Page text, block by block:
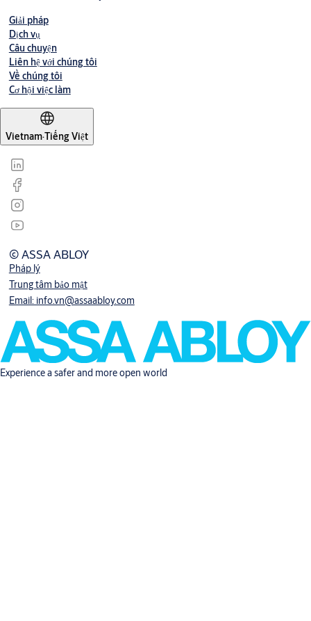
Giải pháp
Dịch vụ
Câu chuyện
Liên hệ với chúng tôi
Về chúng tôi
Cơ hội việc làm
Vietnam·Tiếng Việt
© ASSA ABLOY
Pháp lý
Trung tâm bảo mật
Email: info.vn@assaabloy.com
Experience a safer and more open world